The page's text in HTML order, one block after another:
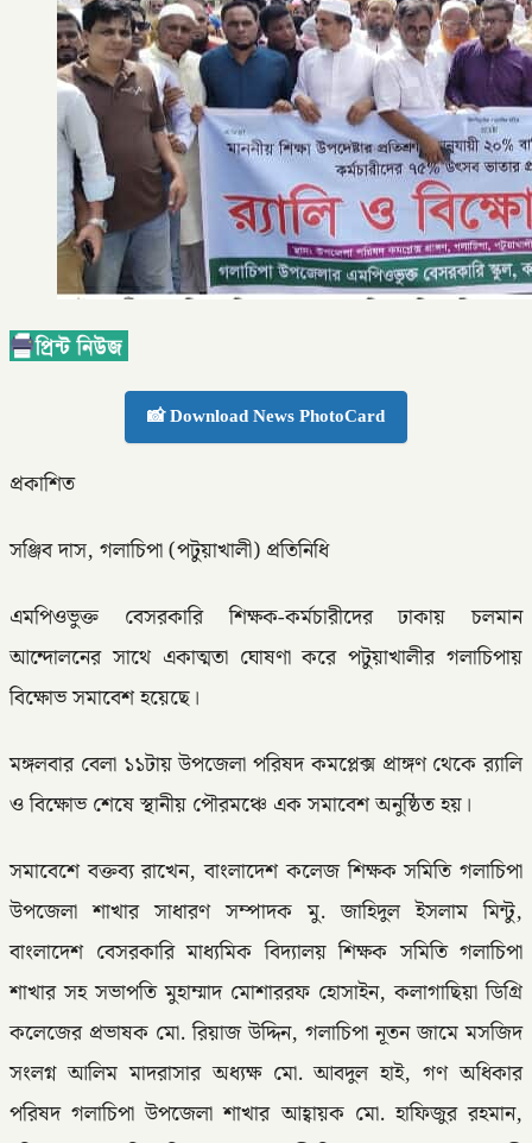
📸 Download News PhotoCard
প্রকাশিত
সঞ্জিব দাস, গলাচিপা (পটুয়াখালী) প্রতিনিধি
এমপিওভুক্ত বেসরকারি শিক্ষক-কর্মচারীদের ঢাকায় চলমান
আন্দোলনের সাথে একাত্মতা ঘোষণা করে পটুয়াখালীর গলাচিপায়
বিক্ষোভ সমাবেশ হয়েছে।
মঙ্গলবার বেলা ১১টায় উপজেলা পরিষদ কমপ্লেক্স প্রাঙ্গণ থেকে র‍্যালি
ও বিক্ষোভ শেষে স্থানীয় পৌরমঞ্চে এক সমাবেশ অনুষ্ঠিত হয়।
সমাবেশে বক্তব্য রাখেন, বাংলাদেশ কলেজ শিক্ষক সমিতি গলাচিপা
উপজেলা শাখার সাধারণ সম্পাদক মু. জাহিদুল ইসলাম মিন্টু,
বাংলাদেশ বেসরকারি মাধ্যমিক বিদ্যালয় শিক্ষক সমিতি গলাচিপা
শাখার সহ সভাপতি মুহাম্মাদ মোশাররফ হোসাইন, কলাগাছিয়া ডিগ্রি
কলেজের প্রভাষক মো. রিয়াজ উদ্দিন, গলাচিপা নূতন জামে মসজিদ
সংলগ্ন আলিম মাদরাসার অধ্যক্ষ মো. আবদুল হাই, গণ অধিকার
পরিষদ গলাচিপা উপজেলা শাখার আহ্বায়ক মো. হাফিজুর রহমান,